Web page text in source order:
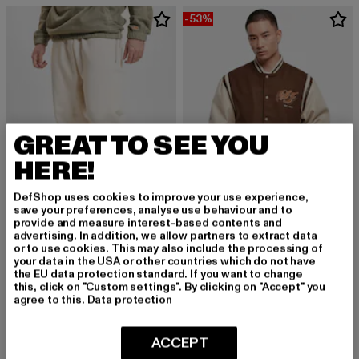
BAZIX REPUBLIQ
Super Heavy Blank
39,99 EUR
Derzeitiger Preis: 39,99 EUR
-53%
SEAN JOHN
Vintage
70,50 EUR
Derzeitiger Preis: 70,50 EUR
149,99 EURAktionspreis:
GREAT TO SEE YOU
HERE!
DefShop uses cookies to improve your use experience,
save your preferences, analyse use behaviour and to
provide and measure interest-based contents and
advertising. In addition, we allow partners to extract data
or to use cookies. This may also include the processing of
your data in the USA or other countries which do not have
the EU data protection standard. If you want to change
this, click on "Custom settings". By clicking on "Accept" you
agree to this. Data protection
ACCEPT